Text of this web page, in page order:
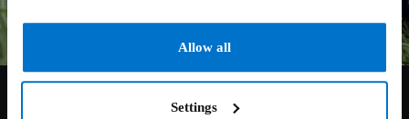
Allow all
Settings
7.2/10 2019 174 min Drame